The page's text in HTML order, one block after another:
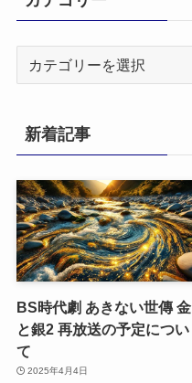
リ
ー
新着記事
BS時代劇 あきない世傳 金
と銀2 再放送の予定につい
て
2025年4月4日